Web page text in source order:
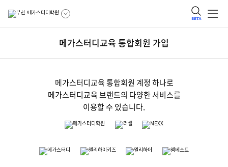
BETA
메가스터디교육 통합회원 가입
메가스터디교육 통합회원 계정 하나로
메가스터디교육 브랜드의 다양한 서비스를
이용할 수 있습니다.